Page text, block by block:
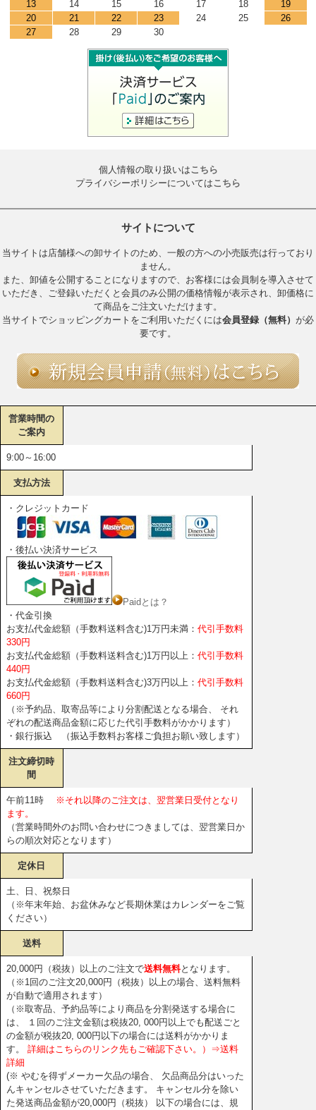
13 14 15 16 17 18
19
20
21 22 23 24 25
26
27
28 29 30
個人情報の取り扱いはこちら
プライバシーポリシーについてはこちら
サイトについて
当サイトは店舗様への卸サイトのため、一般の方への小売販売は行っており
ません。
また、卸値を公開することになりますので、お客様には会員制を導入させて
いただき、ご登録いただくと会員のみ公開の価格情報が表示され、卸価格に
て商品をご注文いただけます。
当サイトでショッピングカートをご利用いただくには会員登録（無料） が必
要です。
営業時間の
ご案内
9:00～16:00
支払方法
・クレジットカード
・後払い決済サービス
Paidとは？
・代金引換
お支払代金総額（手数料送料含む)1万円未満： 代引手数料
330円
お支払代金総額（手数料送料含む)1万円以上： 代引手数料
440円
お支払代金総額（手数料送料含む)3万円以上： 代引手数料
660円
（※予約品、取寄品等により分割配送となる場合、 それ
ぞれの配送商品金額に応じた代引手数料がかかります）
・銀行振込 （振込手数料お客様ご負担お願い致します）
注文締切時
間
午前11時
※それ以降のご注文は、翌営業日受付となり
ます。
（営業時間外のお問い合わせにつきましては、翌営業日か
らの順次対応となります）
定休日
土、日、祝祭日
（※年末年始、お盆休みなど長期休業はカレンダーをご覧
ください）
送料
20,000円（税抜）以上のご注文で送料無料となります。
（※1回のご注文20,000円（税抜）以上の場合、送料無料
が自動で適用されます）
（※取寄品、予約品等により商品を分割発送する場合に
は、 １回のご注文金額は税抜20, 000円以上でも配送ごと
の金額が税抜20, 000円以下の場合には送料がかかりま
す。
詳細はこちらのリンク先もご確認下さい。）⇒送料
詳細
(※ やむを得ずメーカー欠品の場合、 欠品商品分はいった
んキャンセルさせていただきます。 キャンセル分を除い
た発送商品金額が20,000円（税抜） 以下の場合には、規